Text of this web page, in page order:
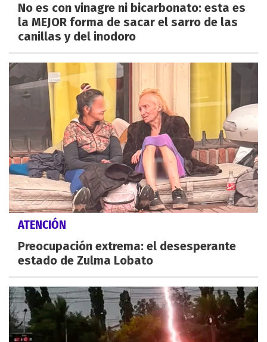
No es con vinagre ni bicarbonato: esta es
la MEJOR forma de sacar el sarro de las
canillas y del inodoro
ATENCIÓN
Preocupación extrema: el desesperante
estado de Zulma Lobato